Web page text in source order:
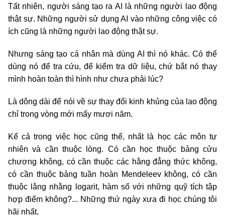
Tất nhiên, người sáng tạo ra AI là những người lao động
thật sự. Những người sử dụng AI vào những công việc có
ích cũng là những người lao động thật sự.
Nhưng sáng tạo cá nhân mà dùng AI thì nó khác. Có thể
dùng nó để tra cứu, để kiểm tra dữ liệu, chứ bắt nó thay
mình hoàn toàn thì hình như chưa phải lúc?
Là dông dài để nói về sự thay đổi kinh khủng của lao động
chỉ trong vòng mới mấy mươi năm.
Kể cả trong việc học cũng thế, nhất là học các môn tự
nhiên và cần thuộc lòng. Có cần học thuộc bảng cửu
chương không, có cần thuộc các hằng đẳng thức không,
có cần thuộc bảng tuần hoàn Mendeleev không, có cần
thuộc lằng nhằng logarit, hàm số với những quỹ tích tập
hợp điểm không?... Những thứ ngày xưa đi học chúng tôi
hãi nhất.